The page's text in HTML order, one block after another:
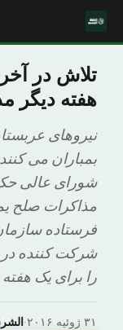
تلاش در
هفته دیگر
نیروهای
بمباران می
شورای عالی
مذاکرات صلح
فرستاده
شرکت کننده
را برای یک
· ۳۱ ژوئیه ۲۰۱۶